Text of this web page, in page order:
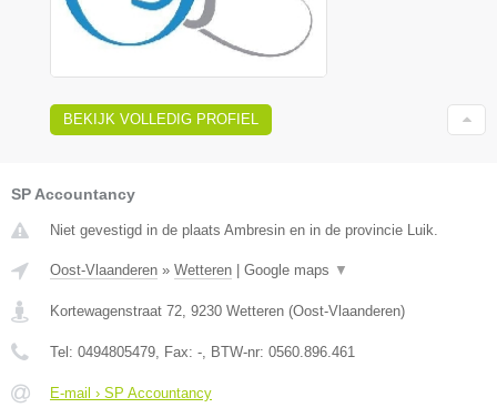
BEKIJK VOLLEDIG PROFIEL
SP Accountancy
Niet gevestigd in de plaats Ambresin en in de provincie Luik.
Oost-Vlaanderen » Wetteren Google maps ▼
Kortewagenstraat 72 9230 Wetteren (Oost-Vlaanderen)
Tel: 0494805479 , Fax: - , BTW-nr: 0560.896.461
E-mail › SP Accountancy